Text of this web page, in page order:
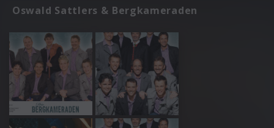
Oswald Sattlers & Bergkameraden